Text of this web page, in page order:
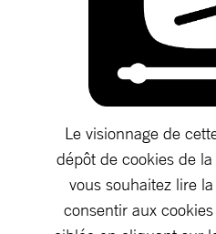
Le visionnage de
dépôt de cookies de
vous souhaitez lire
consentir aux